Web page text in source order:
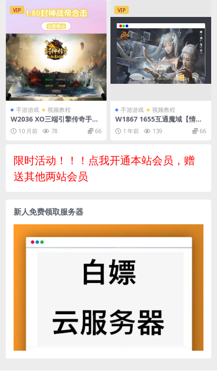
注册_GM全套工具
VIP
手游游戏 视频教程
W2036 XO三端引擎传奇手游
【1.80封神战帝合击】最新整
理Win系服务端+PC安卓苹果
10 月前 78 66
VIP
手游游戏 视频教程
W1867 1655互通魔域【情战
魔域】最新整理Win系半手工
服务端+本地验证+本地注册
1 年前 139 66
限时活动！！！点我开通本站会员，赠
送其他两站会员
新人免费领取服务器